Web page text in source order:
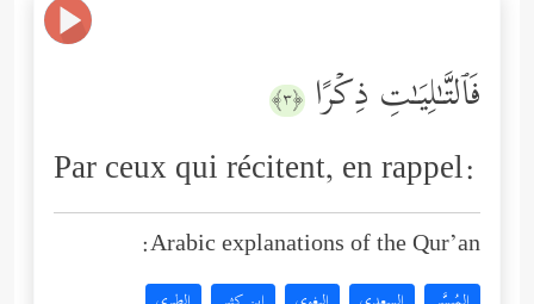
فَٱلتَّـٰلِیَـٰتِ ذِكۡرًا ﴿٣﴾
Par ceux qui récitent, en rappel:
Arabic explanations of the Qur’an: